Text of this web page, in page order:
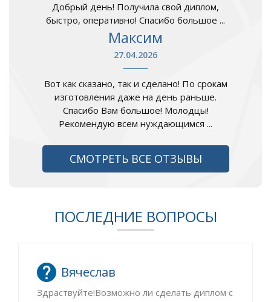
Добрый день! Получила свой диплом,
быстро, оперативно! Спасибо большое ...
Максим
27.04.2026
Вот как сказано, так и сделано! По срокам
изготовления даже на день раньше.
Спасибо Вам большое! Молодцы!
Рекомендую всем нуждающимся ...
СМОТРЕТЬ ВСЕ ОТЗЫВЫ
ПОСЛЕДНИЕ ВОПРОСЫ
Вячеслав
Здраствуйте!Возможно ли сделать диплом с